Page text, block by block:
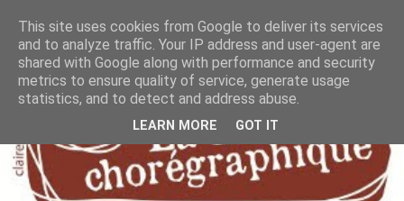
This site uses cookies from Google to deliver its services
and to analyze traffic. Your IP address and user-agent are
shared with Google along with performance and security
metrics to ensure quality of service, generate usage
statistics, and to detect and address abuse.
LEARN MORE GOT IT